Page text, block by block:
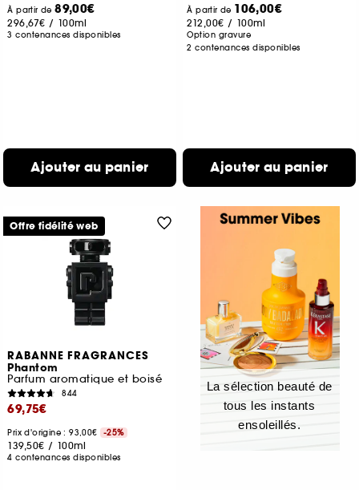
À partir de89,00€
296,67€ / 100ml
3 contenances disponibles
Ajouter au panier
À partir de 106,00€
212,00€ / 100ml
Option gravure
2 contenances disponibles
Ajouter au panier
RABANNE FRAGRANCES
Phantom
Parfum aromatique et boisé
844
69,75€
Prix d'origine : 93,00€ -25%
139,50€ / 100ml
4 contenances disponibles
Offre fidélité web
La sélection beauté de
tous les instants
ensoleillés.